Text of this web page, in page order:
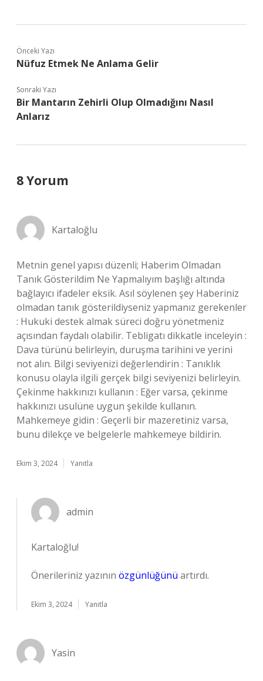
Önceki Yazı
Nüfuz Etmek Ne Anlama Gelir
Sonraki Yazı
Bir Mantarın Zehirli Olup Olmadığını Nasıl
Anlarız
8 Yorum
Kartaloğlu
Metnin genel yapısı düzenli; Haberim Olmadan
Tanık Gösterildim Ne Yapmalıyım başlığı altında
bağlayıcı ifadeler eksik. Asıl söylenen şey Haberiniz
olmadan tanık gösterildiyseniz yapmanız gerekenler
: Hukuki destek almak süreci doğru yönetmeniz
açısından faydalı olabilir. Tebligatı dikkatle inceleyin :
Dava türünü belirleyin, duruşma tarihini ve yerini
not alın. Bilgi seviyenizi değerlendirin : Tanıklık
konusu olayla ilgili gerçek bilgi seviyenizi belirleyin.
Çekinme hakkınızı kullanın : Eğer varsa, çekinme
hakkınızı usulüne uygun şekilde kullanın.
Mahkemeye gidin : Geçerli bir mazeretiniz varsa,
bunu dilekçe ve belgelerle mahkemeye bildirin.
Ekim 3, 2024 Yanıtla
admin
Kartaloğlu!
Önerileriniz yazının özgünlüğünü artırdı.
Ekim 3, 2024 Yanıtla
Yasin